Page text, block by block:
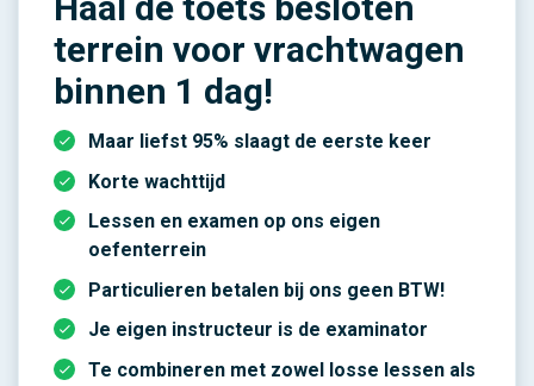
terrein voor vrachtwagen
binnen 1 dag!
Maar liefst 95% slaagt de eerste keer
Korte wachttijd
Lessen en examen op ons eigen
oefenterrein
Particulieren betalen bij ons geen BTW!
Je eigen instructeur is de examinator
Te combineren met zowel losse lessen als